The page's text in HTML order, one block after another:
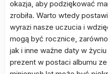
okazja, aby podziękować
zrobiła. Warto wtedy
wyrazi nasze uczucia i
mogą być rocznice,
jak i inne ważne daty w
prezent w postaci albumu